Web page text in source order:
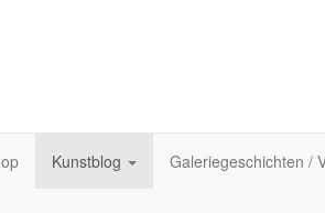
Kunstblog Galeriegeschichten /